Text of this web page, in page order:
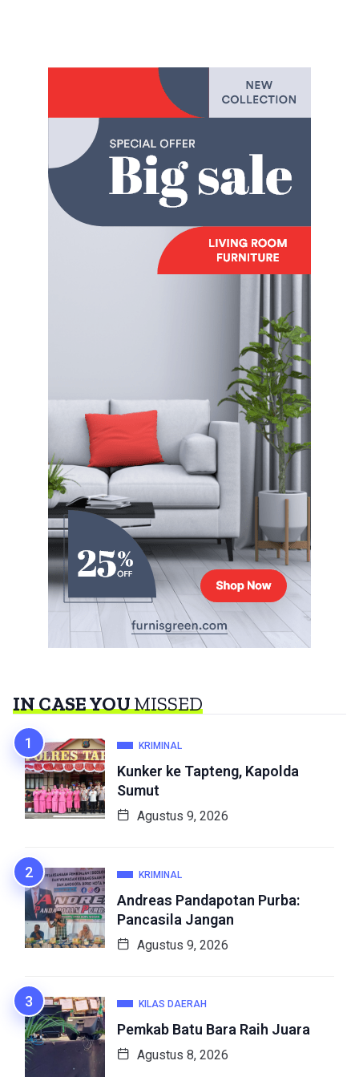
IN CASE YOUMISSED
KRIMINAL
Kunker ke Tapteng, Kapolda
Sumut
Agustus 9, 2026
KRIMINAL
Andreas Pandapotan Purba:
Pancasila Jangan
Agustus 9, 2026
KILAS DAERAH
Pemkab Batu Bara Raih Juara
Agustus 8, 2026